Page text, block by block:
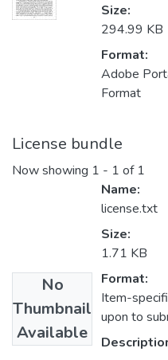
Size:
294.99 KB
Format:
Adobe
Format
License bundle
Now showing 1 - 1 of 1
No
Thumbnail
Available
Name:
license.txt
Size:
1.71 KB
Format:
Item-
upon to